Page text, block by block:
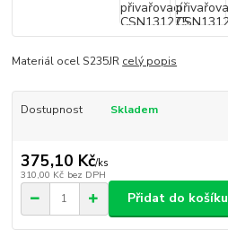
Materiál ocel S235JR celý popis
Dostupnost Skladem
375,10 Kč/ks
310,00 Kč bez DPH
Přidat do košíku